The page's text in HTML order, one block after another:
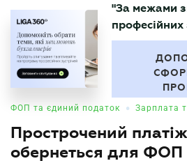
БУХГАЛТЕР
"За межами
професійних
ФОП та єдиний податок • Зарплата
Прострочений
обернеться для ФОП